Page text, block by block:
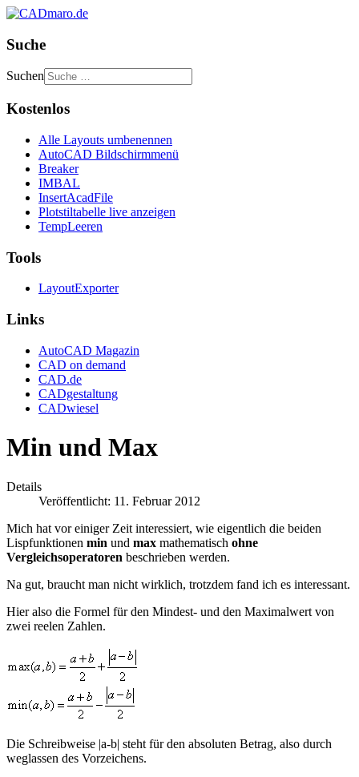
Suche
Suchen
Kostenlos
Alle Layouts umbenennen
AutoCAD Bildschirmmenü
Breaker
IMBAL
InsertAcadFile
Plotstiltabelle live anzeigen
TempLeeren
Tools
LayoutExporter
Links
AutoCAD Magazin
CAD on demand
CAD.de
CADgestaltung
CADwiesel
Min und Max
Details
Veröffentlicht: 11. Februar 2012
Mich hat vor einiger Zeit interessiert, wie eigentlich die beiden
Lispfunktionen min und max mathematisch ohne
Vergleichsoperatoren beschrieben werden.
Na gut, braucht man nicht wirklich, trotzdem fand ich es interessant.
Hier also die Formel für den Mindest- und den Maximalwert von
zwei reelen Zahlen.
Die Schreibweise |a-b| steht für den absoluten Betrag, also durch
weglassen des Vorzeichens.